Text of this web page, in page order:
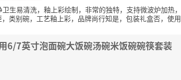
生易清洗，釉上彩绘制，非常的独特，支持微波炉加热，
类别碗，工艺釉上彩，品牌尚行知是，包装礼盒否，使用
6/7英寸泡面碗大饭碗汤碗米饭碗碗筷套装